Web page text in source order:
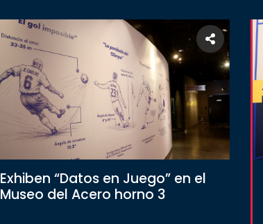
Exhiben “Datos en Juego” en el
Museo del Acero horno 3